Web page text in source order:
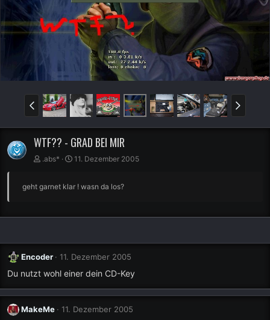
WTF?? - GRAD BEI MIR
.abs* 11. Dezember 2005
geht garnet klar ! wasn da los?
Encoder 11. Dezember 2005
Du nutzt wohl einer dein CD-Key
MakeMe 11. Dezember 2005